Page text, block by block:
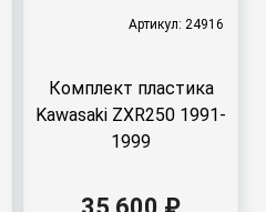
Артикул: 24916
Комплект пластика
Kawasaki ZXR250 1991-
1999